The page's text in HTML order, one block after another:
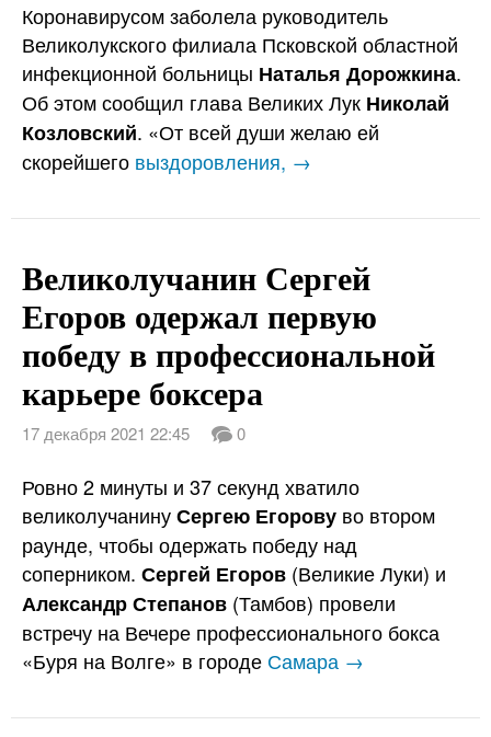
Коронавирусом заболела руководитель
Великолукского филиала Псковской областной
инфекционной больницы Наталья Дорожкина.
Об этом сообщил глава Великих Лук Николай
Козловский. «От всей души желаю ей
скорейшего выздоровления, →
Великолучанин Сергей
Егоров одержал первую
победу в профессиональной
карьере боксера
17 декабря 2021 22:45 0
Ровно 2 минуты и 37 секунд хватило
великолучанинуСергею Егорову во втором
раунде, чтобы одержать победу над
соперником. Сергей Егоров (Великие Луки) и
Александр Степанов (Тамбов) провели
встречу на Вечере профессионального бокса
«Буря на Волге» в городе Самара →